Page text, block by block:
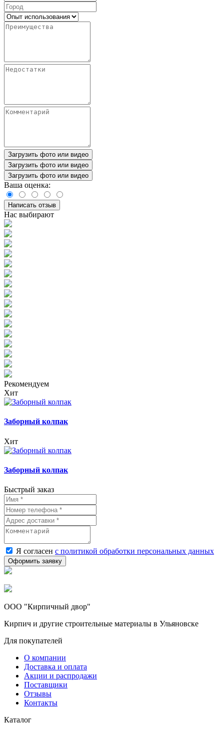
Загрузить фото или видео
Загрузить фото или видео
Загрузить фото или видео
Ваша оценка:
Написать отзыв
Нас выбирают
Рекомендуем
Хит
Заборный колпак
Хит
Заборный колпак
Быстрый заказ
Я согласен с политикой обработки персональных данных
ООО "Кирпичный двор"
Кирпич и другие строительные материалы в Ульяновске
Для покупателей
О компании
Доставка и оплата
Акции и распродажи
Поставщики
Отзывы
Контакты
Каталог